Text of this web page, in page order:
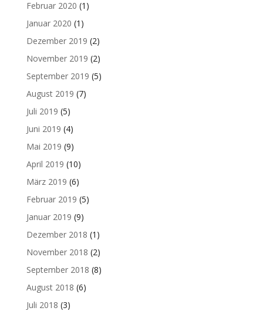
Februar 2020 (1)
Januar 2020 (1)
Dezember 2019 (2)
November 2019 (2)
September 2019 (5)
August 2019 (7)
Juli 2019 (5)
Juni 2019 (4)
Mai 2019 (9)
April 2019 (10)
März 2019 (6)
Februar 2019 (5)
Januar 2019 (9)
Dezember 2018 (1)
November 2018 (2)
September 2018 (8)
August 2018 (6)
Juli 2018 (3)